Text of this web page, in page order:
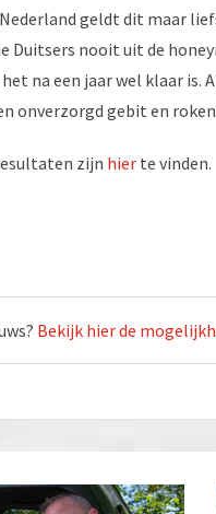
geldt dit maar
Duitsers nooit uit de
na een jaar wel klaar
onverzorgd gebit en
zijn hier te vinden.
Bekijk hier de